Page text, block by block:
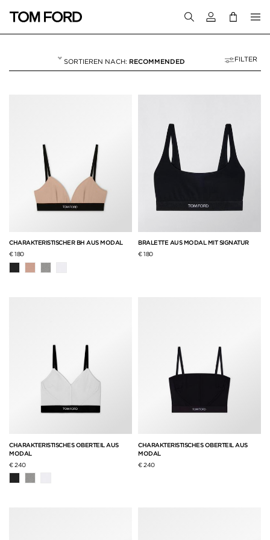
Melden Sie
RECOMMENDED FILTER
CHARAKTERISTISCHER BH AUS MODAL
€ 180
BRALETTE AUS MODAL MIT SIGNATUR
€ 180
CHARAKTERISTISCHES OBERTEIL AUS
MODAL
€ 240
CHARAKTERISTISCHES OBERTEIL AUS
MODAL
€ 240